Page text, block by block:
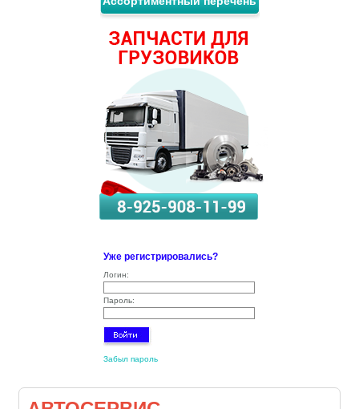
Уже регистрировались?
Логин:
Пароль:
Забыл пароль